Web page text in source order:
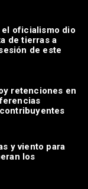
el oficialismo dio
de tierras a
de este
retenciones en
y viento para
los